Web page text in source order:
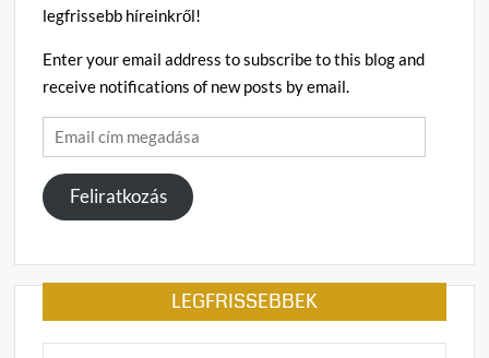
legfrissebb híreinkről!
Enter your email address to subscribe to this blog and
receive notifications of new posts by email.
Email
cím
megadása
Feliratkozás
LEGFRISSEBBEK